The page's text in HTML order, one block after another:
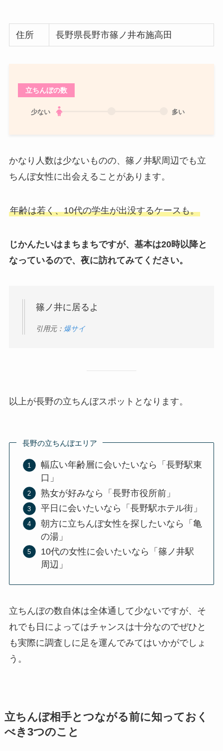
住所 長野県長野市篠ノ井布施高田
立ちんぼの数
少ない 多い
かなり人数は少ないものの、篠ノ井駅周辺でも立
ちんぼ女性に出会えることがあります。
年齢は若く、10代の学生が出没するケースも。
じかんたいはまちまちですが、基本は20時以降と
なっているので、夜に訪れてみてください。
篠ノ井に居るよ
引用元： 爆サイ
以上が長野の立ちんぼスポットとなります。
長野の立ちんぼエリア
幅広い年齢層に会いたいなら「長野駅東
口」
熟女が好みなら「長野市役所前」
平日に会いたいなら「長野駅ホテル街」
朝方に立ちんぼ女性を探したいなら「亀
の湯」
10代の女性に会いたいなら「篠ノ井駅
周辺」
立ちんぼの数自体は全体通して少ないですが、そ
れでも日によってはチャンスは十分なのでぜひと
も実際に調査しに足を運んでみてはいかがでしょ
う。
立ちんぼ相手とつながる前に知っておく
べき3つのこと